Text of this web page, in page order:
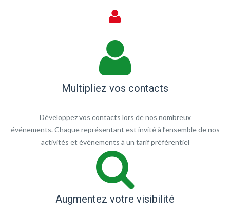
Multipliez vos contacts
Développez vos contacts lors de nos nombreux
événements. Chaque représentant est invité à l’ensemble de nos
activités et événements à un tarif préférentiel
Augmentez votre visibilité